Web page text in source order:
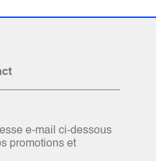
e-mail ci-dessous
promotions et